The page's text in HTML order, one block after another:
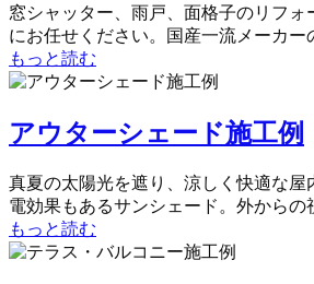
窓シャッター、雨戸、面格子のリフォ
にお任せください。国産一流メーカー
もっと読む
アウターシェード施工例
真夏の太陽光を遮り、涼しく快適な屋
電効果もあるサンシェード。外からの
もっと読む